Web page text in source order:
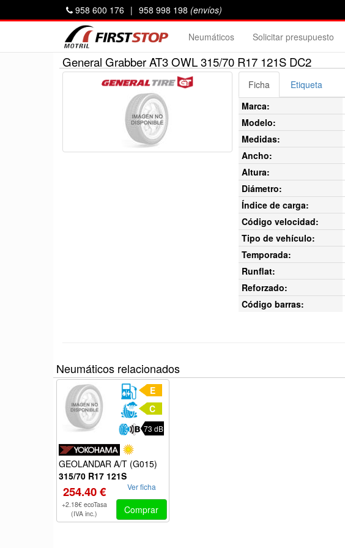
958 600 176 | 958 998 198 (envíos)
Neumáticos Solicitar presupuesto
General Grabber AT3 OWL 315/70 R17 121S DC2
Ficha
Etiqueta
Marca:
Modelo:
Medidas:
Ancho:
Altura:
Diámetro:
Índice de carga:
Código velocidad:
Tipo de vehículo:
Temporada:
Runflat:
Reforzado:
Código barras:
Neumáticos relacionados
E
C
73 dB
GEOLANDAR A/T (G015)
315/70 R17 121S
254.40 €
+2.18€ ecoTasa
(IVA inc.)
Ver ficha
Comprar